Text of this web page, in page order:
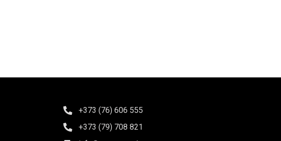
+373 (76) 606 555
+373 (79) 708 821